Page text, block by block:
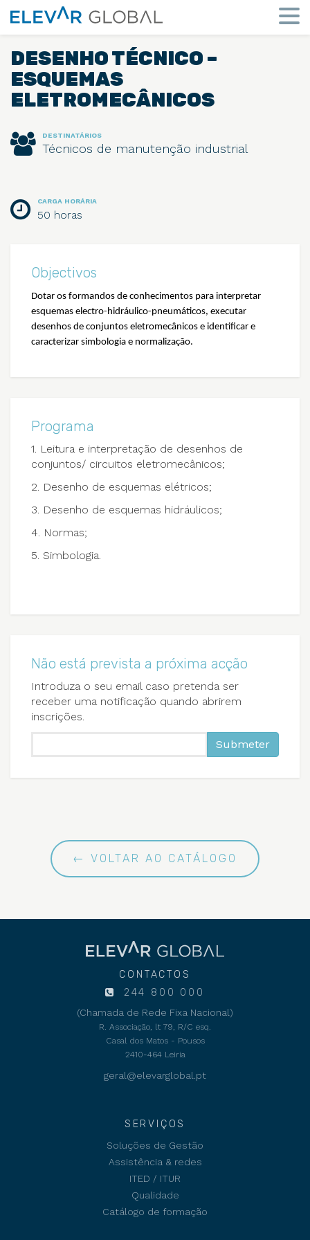
Elevar
Global
Mude
a
perspetiva
DESENHO TÉCNICO –
ESQUEMAS
ELETROMECÂNICOS
DESTINATÁRIOS
Técnicos de manutenção industrial
CARGA HORÁRIA
50 horas
Objectivos
Dotar os formandos de conhecimentos para interpretar
esquemas electro-hidráulico-pneumáticos, executar
desenhos de conjuntos eletromecânicos e identificar e
caracterizar simbologia e normalização.
Programa
1. Leitura e interpretação de desenhos de
conjuntos/ circuitos eletromecânicos;
2. Desenho de esquemas elétricos;
3. Desenho de esquemas hidráulicos;
4. Normas;
5. Simbologia.
Não está prevista a próxima acção
Introduza o seu email caso pretenda ser
receber uma notificação quando abrirem
inscrições.
Submeter
← VOLTAR AO CATÁLOGO
CONTACTOS
244 800 000
(Chamada de Rede Fixa Nacional)
R. Associação, lt 79, R/C esq.
Casal dos Matos - Pousos
2410-464 Leiria
geral@elevarglobal.pt
SERVIÇOS
Soluções de Gestão
Assistência & redes
ITED / ITUR
Qualidade
Catálogo de formação